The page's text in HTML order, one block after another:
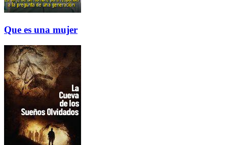
Que es una mujer